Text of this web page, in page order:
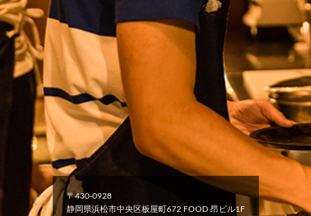
〒430-0928
静岡県浜松市中央区板屋町672 FOOD 昂ビル1F